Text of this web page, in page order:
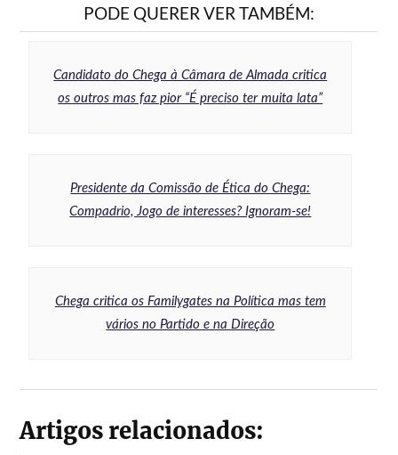
PODE QUERER VER TAMBÉM:
Candidato do Chega à Câmara de Almada critica
os outros mas faz pior “É preciso ter muita lata”
Presidente da Comissão de Ética do Chega:
Compadrio, Jogo de interesses? Ignoram-se!
Chega critica os Familygates na Política mas tem
vários no Partido e na Direção
Artigos relacionados: